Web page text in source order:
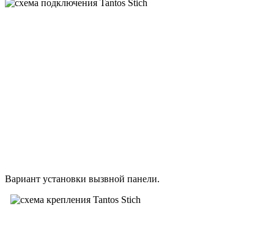
Вариант установки вызвной панели.